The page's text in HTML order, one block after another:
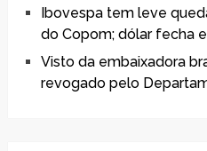
Ibovespa tem leve
do Copom; dólar fecha
Visto da embaixadora
revogado pelo